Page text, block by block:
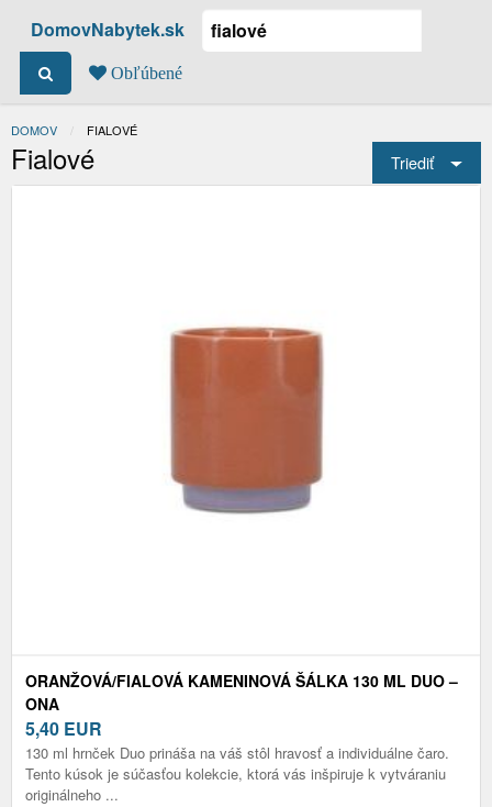
DomovNabytek.sk
Obľúbené
DOMOV ACTUAL:
FIALOVÉ
Fialové Triediť
ORANŽOVÁ/FIALOVÁ KAMENINOVÁ ŠÁLKA 130 ML DUO –
ONA
5,40 EUR
130 ml hrnček Duo prináša na váš stôl hravosť a individuálne čaro.
Tento kúsok je súčasťou kolekcie, ktorá vás inšpiruje k vytváraniu
originálneho ...